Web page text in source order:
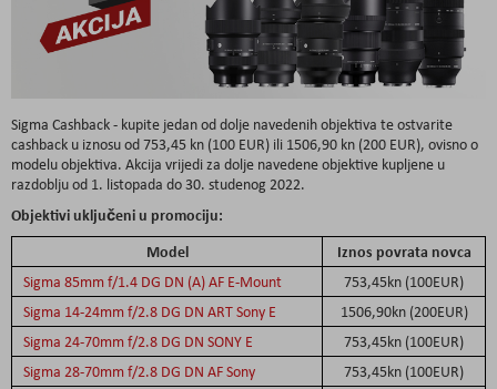
Sigma Cashback - kupite jedan od dolje navedenih objektiva te ostvarite
cashback u iznosu od 753,45 kn (100 EUR) ili 1506,90 kn (200 EUR), ovisno o
modelu objektiva. Akcija vrijedi za dolje navedene objektive kupljene u
razdoblju od 1. listopada do 30. studenog 2022.
Objektivi uključeni u promociju:
Model
Iznos povrata novca
Sigma 85mm f/1.4 DG DN (A) AF E-Mount
753,45kn (100EUR)
Sigma 14-24mm f/2.8 DG DN ART Sony E
1506,90kn (200EUR)
Sigma 24-70mm f/2.8 DG DN SONY E
753,45kn (100EUR)
Sigma 28-70mm f/2.8 DG DN AF Sony
753,45kn (100EUR)